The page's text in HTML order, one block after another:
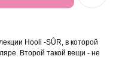
Hooli -SÛR, в которой
Второй такой вещи - не